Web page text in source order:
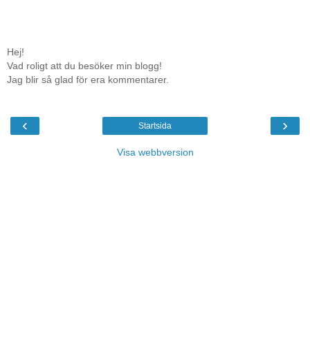
Hej!
Vad roligt att du besöker min blogg!
Jag blir så glad för era kommentarer.
‹ ›
Startsida
Visa webbversion